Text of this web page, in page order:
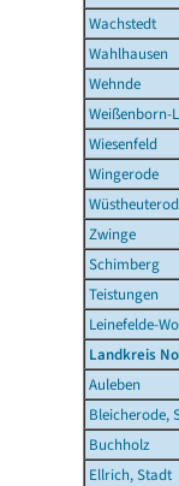
Wachstedt
Wahlhausen
Wehnde
Weißenborn-
Wiesenfeld
Wingerode
Zwinge
Schimberg
Teistungen
Leinefelde-
Landkreis
Auleben
Bleicherode,
Buchholz
Ellrich, Stadt